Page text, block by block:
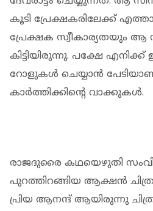
കൂടി പ്രേക്ഷകരിലേക്ക്
പ്രേക്ഷക സ്വീകാര്യതയും ആ
കിട്ടിയിരുന്നു. പക്ഷേ
റോളുകൾ ചെയ്യാൻ
കാർത്തിക്കിന്റെ വാക്കുകൾ.
രാജദുരൈ കഥയെഴുതി
പുറത്തിറങ്ങിയ ആക്ഷൻ
പ്രിയ ആനന്ദ് ആയിരുന്നു